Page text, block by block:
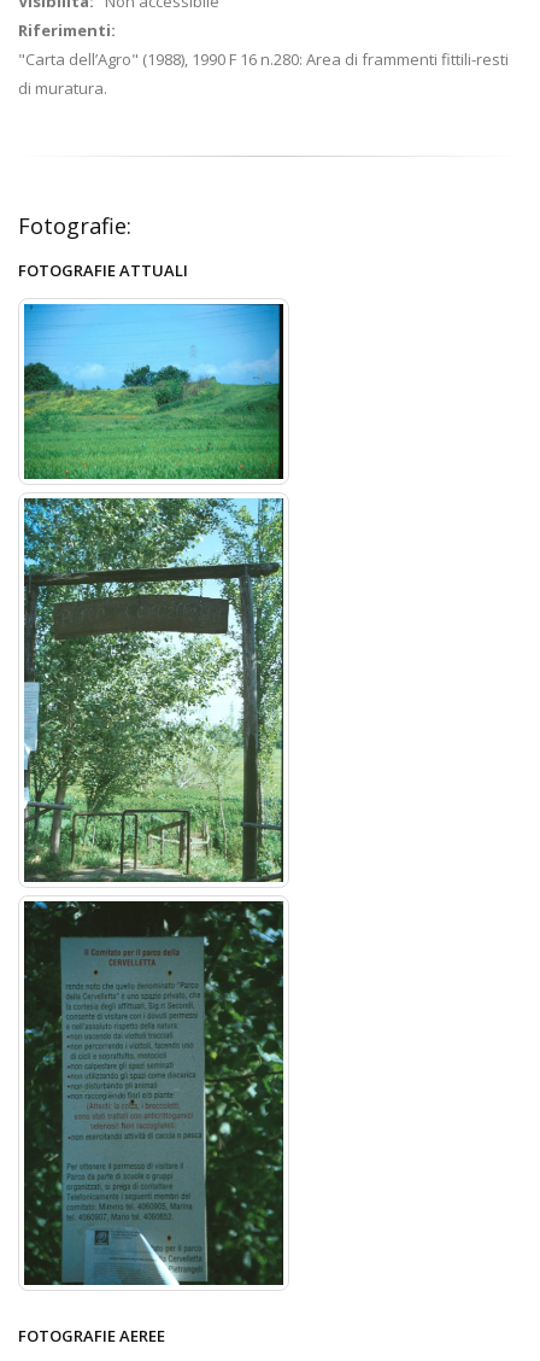
Riferimenti:
"Carta dell’Agro" (1988), 1990 F 16 n.280: Area di frammenti fittili-resti
di muratura.
Fotografie:
FOTOGRAFIE ATTUALI
FOTOGRAFIE AEREE